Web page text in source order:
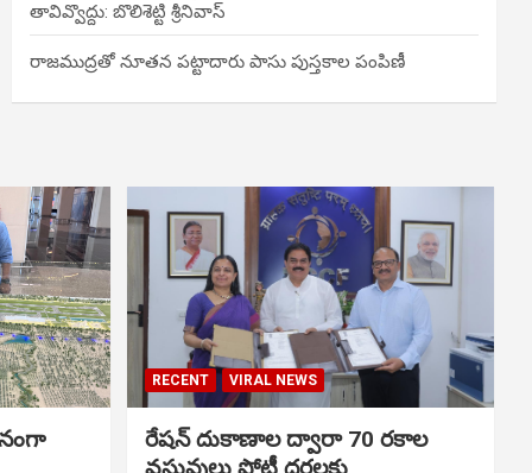
తావివ్వొద్దు: బొలిశెట్టి శ్రీనివాస్
రాజముద్రతో నూతన పట్టాదారు పాసు పుస్తకాల పంపిణీ
RECENT VIRAL NEWS
రేషన్ దుకాణాల ద్వారా 70 రకాల
వస్తువులు పోటీ ధరలకు